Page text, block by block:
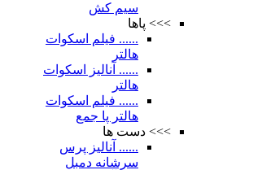
سیم کش
>>> پاها
...... فیلم اسکوات
هالتر
...... آنالیز اسکوات
هالتر
...... فیلم اسکوات
هالتر پا جمع
>>> دست ها
...... آنالیز پرس
سرشانه دمبل